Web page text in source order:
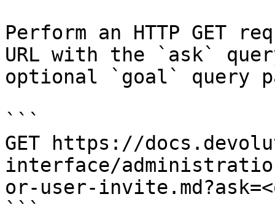
Perform an HTTP GET
URL with the `ask`
optional `goal` query
```
GET https://
interface/
or-user-
```